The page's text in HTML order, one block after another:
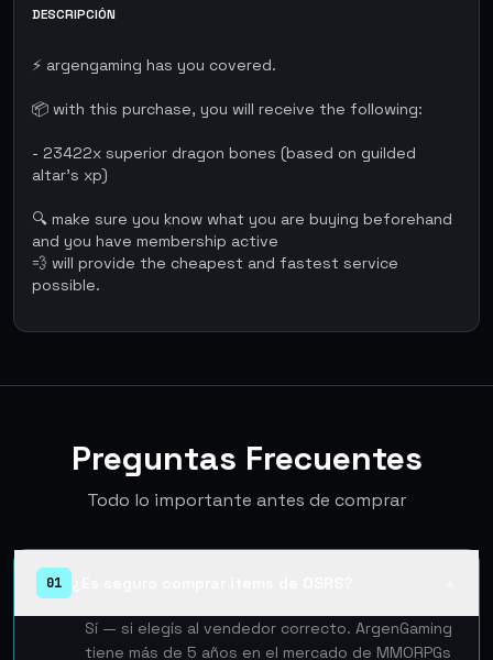
DESCRIPCIÓN
⚡ argengaming has you covered.
📦 with this purchase, you will receive the following:
- 23422x superior dragon bones (based on guilded
altar's xp)
🔍 make sure you know what you are buying beforehand
and you have membership active
💨 will provide the cheapest and fastest service
possible.
Preguntas Frecuentes
Todo lo importante antes de comprar
01
Sí — si elegís al vendedor correcto. ArgenGaming
tiene más de 5 años en el mercado de MMORPGs